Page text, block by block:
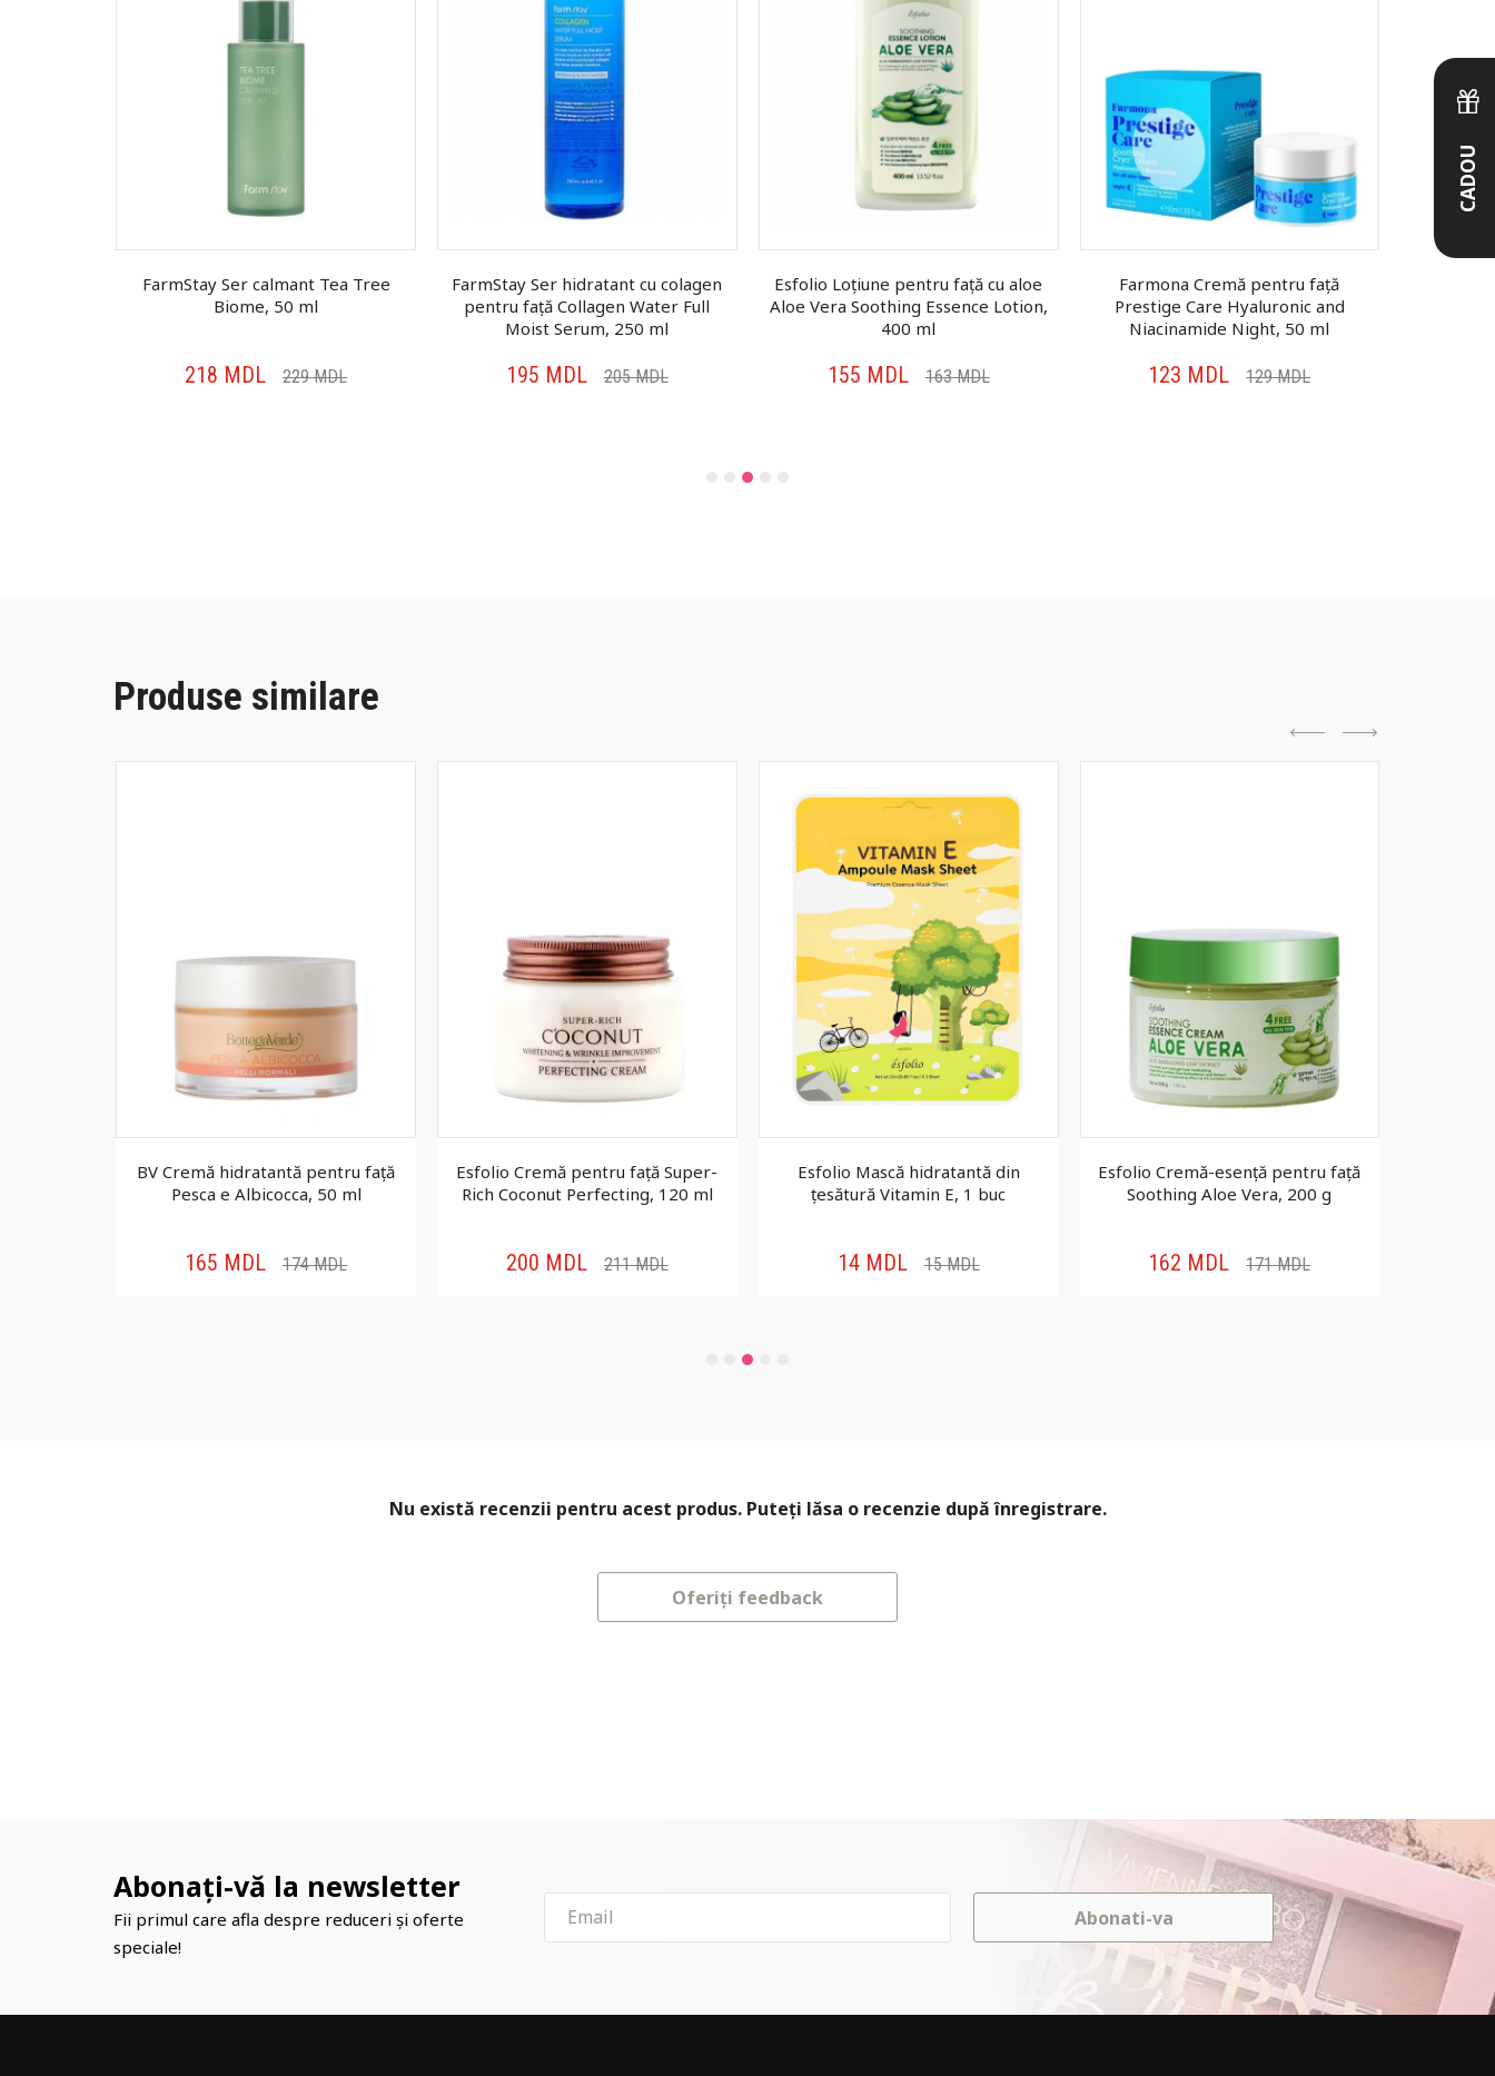
FarmStay Ser calmant Tea Tree
Biome, 50 ml
218 MDL 229MDL
FarmStay Ser hidratant cu colagen
pentru față Collagen Water Full
Moist Serum, 250 ml
195 MDL 205MDL
Esfolio Loțiune pentru față cu aloe
Aloe Vera Soothing Essence Lotion,
400 ml
155 MDL 163MDL
Farmona Cremă pentru față
Prestige Care Hyaluronic and
Niacinamide Night, 50 ml
123 MDL 129MDL
Produse similare
BV Cremă hidratantă pentru față
Pesca e Albicocca, 50 ml
165 MDL 174MDL
Esfolio Cremă pentru față Super-
Rich Coconut Perfecting, 120 ml
200 MDL 211MDL
Esfolio Mască hidratantă din
țesătură Vitamin E, 1 buc
14MDL 15MDL
Esfolio Cremă-esență pentru față
Soothing Aloe Vera, 200 g
162 MDL 171MDL
Nu există recenzii pentru acest produs. Puteți lăsa o recenzie după înregistrare.
Oferiți feedback
Abonați-vă la newsletter
Fii primul care afla despre reduceri și oferte
speciale!
Abonati-va
CADOU